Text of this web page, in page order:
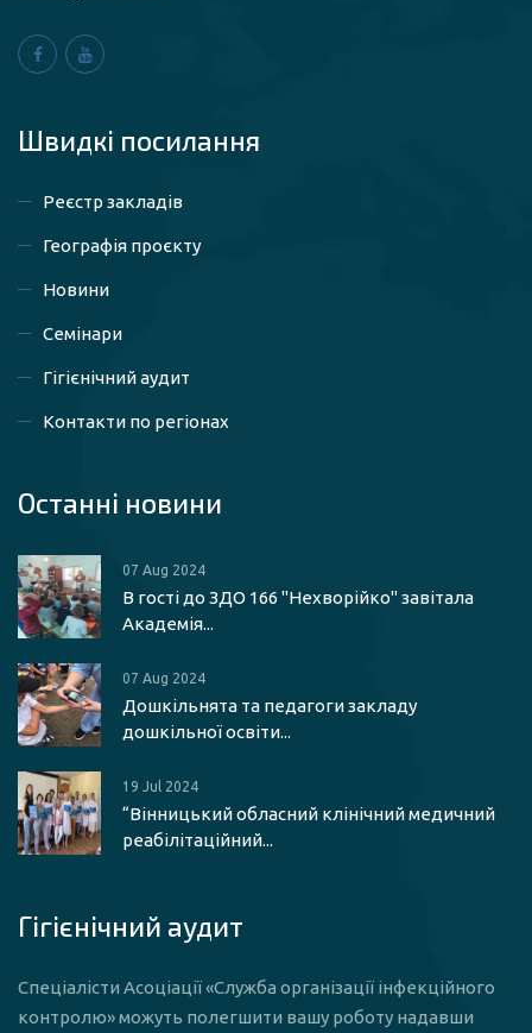
Швидкі посилaння
Реєстр закладів
Географія проєкту
Новини
Семінари
Гігієнічний аудит
Контакти по регіонах
Останні новини
07 Aug 2024
В гості до ЗДО 166 "Нехворійко" завітала
Академія...
07 Aug 2024
Дошкільнята та педагоги закладу
дошкільної освіти...
19 Jul 2024
“Вінницький обласний клінічний медичний
реабілітаційний...
Гігієнічний аудит
Спеціалісти Асоціації «Служба організації інфекційного
контролю» можуть полегшити вашу роботу надавши